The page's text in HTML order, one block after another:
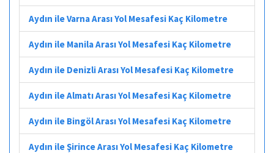
Aydın ile Varna Arası Yol Mesafesi Kaç Kilometre
Aydın ile Manila Arası Yol Mesafesi Kaç Kilometre
Aydın ile Denizli Arası Yol Mesafesi Kaç Kilometre
Aydın ile Almatı Arası Yol Mesafesi Kaç Kilometre
Aydın ile Bingöl Arası Yol Mesafesi Kaç Kilometre
Aydın ile Şirince Arası Yol Mesafesi Kaç Kilometre